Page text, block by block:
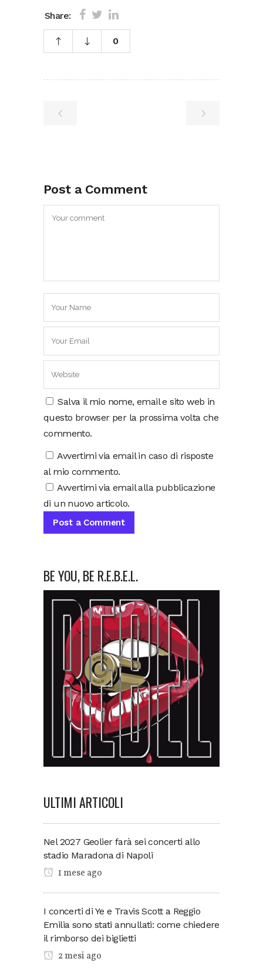
Share:
0
Post a Comment
Salva il mio nome, email e sito web in
questo browser per la prossima volta che
commento.
Avvertimi via email in caso di risposte
al mio commento.
Avvertimi via email alla pubblicazione
di un nuovo articolo.
BE YOU, BE R.E.B.E.L.
ULTIMI ARTICOLI
Nel 2027 Geolier farà sei concerti allo
stadio Maradona di Napoli
1 mese ago
I concerti di Ye e Travis Scott a Reggio
Emilia sono stati annullati: come chiedere
il rimborso dei biglietti
2 mesi ago